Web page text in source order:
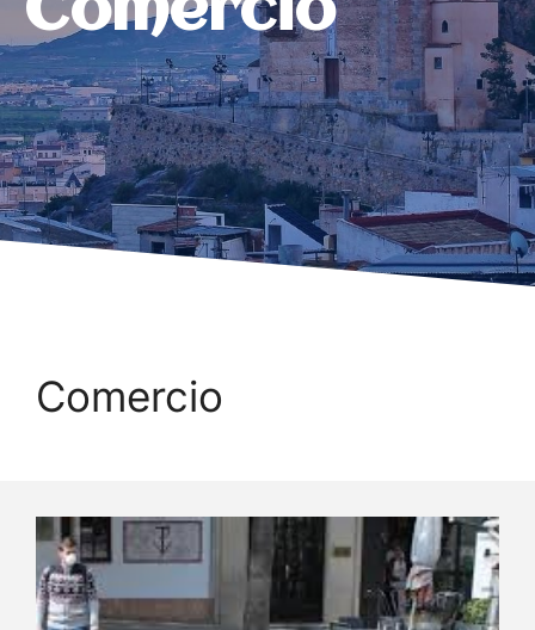
Comercio
Comercio